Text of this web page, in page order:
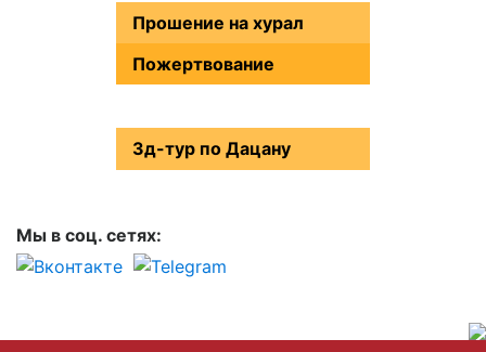
Прошение на хурал
Пожертвование
3д-тур по Дацану
Мы в соц. сетях: